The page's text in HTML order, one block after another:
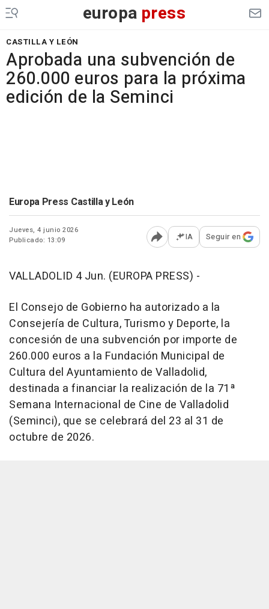
europa press
CASTILLA Y LEÓN
Aprobada una subvención de
260.000 euros para la próxima
edición de la Seminci
Europa Press Castilla y León
Jueves, 4 junio 2026
Publicado: 13:09
Abrir opciones para
IA Seguir en
VALLADOLID 4 Jun. (EUROPA PRESS) -
El Consejo de Gobierno ha autorizado a la
Consejería de Cultura, Turismo y Deporte, la
concesión de una subvención por importe de
260.000 euros a la Fundación Municipal de
Cultura del Ayuntamiento de Valladolid,
destinada a financiar la realización de la 71ª
Semana Internacional de Cine de Valladolid
(Seminci), que se celebrará del 23 al 31 de
octubre de 2026.